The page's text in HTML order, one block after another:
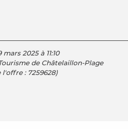
2025 à 11:10
de Châtelaillon-Plage
l'offre : 7259628)